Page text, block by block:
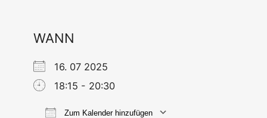
WANN
16. 07 2025
18:15 - 20:30
Zum Kalender hinzufügen